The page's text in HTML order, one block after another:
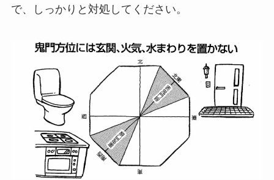
で、しっかりと対処してください。